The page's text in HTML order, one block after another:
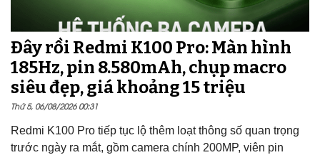
Đây rồi Redmi K100 Pro: Màn hình
185Hz, pin 8.580mAh, chụp macro
siêu đẹp, giá khoảng 15 triệu
Thứ 5, 06/08/2026 00:31
Redmi K100 Pro tiếp tục lộ thêm loạt thông số quan trọng
trước ngày ra mắt, gồm camera chính 200MP, viên pin